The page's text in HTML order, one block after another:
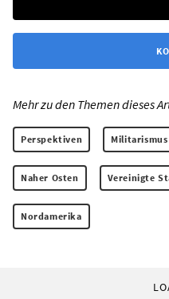
Mehr zu den Themen dieses
Perspektiven
Naher Osten Vereinigte
Nordamerika